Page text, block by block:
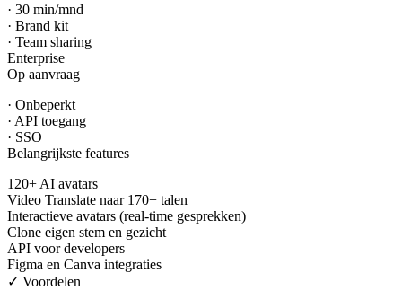
· 30 min/mnd
· Brand kit
· Team sharing
Enterprise
Op aanvraag
· Onbeperkt
· API toegang
· SSO
Belangrijkste features
120+ AI avatars
Video Translate naar 170+ talen
Interactieve avatars (real-time gesprekken)
Clone eigen stem en gezicht
API voor developers
Figma en Canva integraties
✓ Voordelen